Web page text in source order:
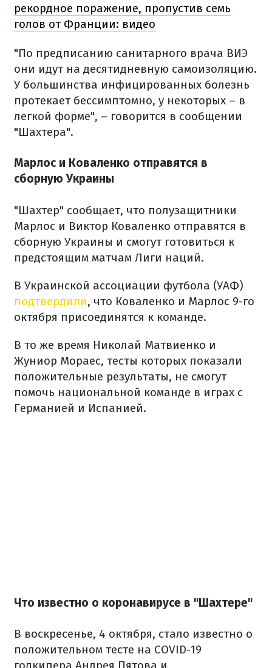
рекордное поражение, пропустив семь
голов от Франции: видео
"По предписанию санитарного врача ВИЭ
они идут на десятидневную самоизоляцию.
У большинства инфицированных болезнь
протекает бессимптомно, у некоторых – в
легкой форме", – говорится в сообщении
"Шахтера".
Марлос и Коваленко отправятся в
сборную Украины
"Шахтер" сообщает, что полузащитники
Марлос и Виктор Коваленко отправятся в
сборную Украины и смогут готовиться к
предстоящим матчам Лиги наций.
В Украинской ассоциации футбола (УАФ)
подтвердили, что Коваленко и Марлос 9-го
октября присоединятся к команде.
В то же время Николай Матвиенко и
Жуниор Мораес, тесты которых показали
положительные результаты, не смогут
помочь национальной команде в играх с
Германией и Испанией.
Что известно о коронавирусе в "Шахтере"
В воскресенье, 4 октября, стало известно о
положительном тесте на COVID-19